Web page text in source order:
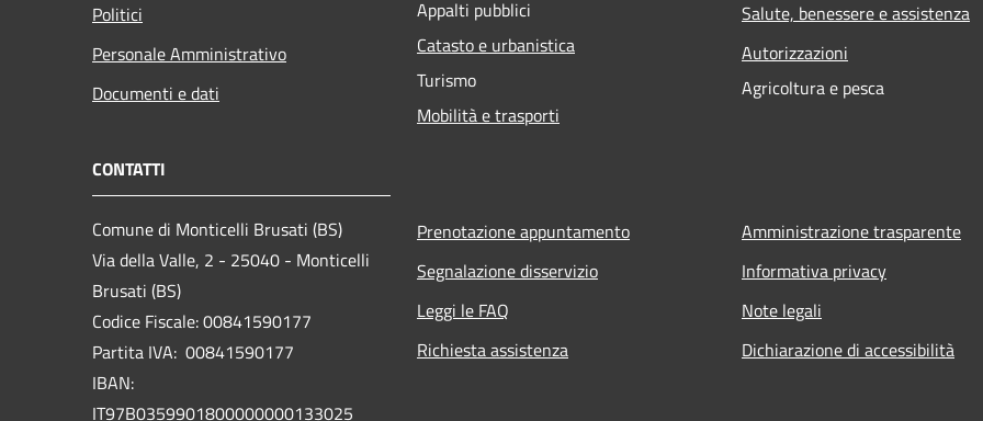
Politici
Personale Amministrativo
Documenti e dati
Appalti pubblici
Catasto e urbanistica
Turismo
Mobilità e trasporti
Salute, benessere e assistenza
Autorizzazioni
Agricoltura e pesca
CONTATTI
Comune di Monticelli Brusati (BS)
Via della Valle, 2 - 25040 - Monticelli
Brusati (BS)
Codice Fiscale: 00841590177
Partita IVA: 00841590177
IBAN:
IT97B0359901800000000133025
Prenotazione appuntamento
Segnalazione disservizio
Leggi le FAQ
Richiesta assistenza
Amministrazione trasparente
Informativa privacy
Note legali
Dichiarazione di accessibilità